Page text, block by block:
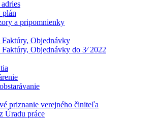
plán
a pripomnienky
Objednávky
Objednávky do 3⁄ 2022
priznanie verejného činiteľa
Úradu práce